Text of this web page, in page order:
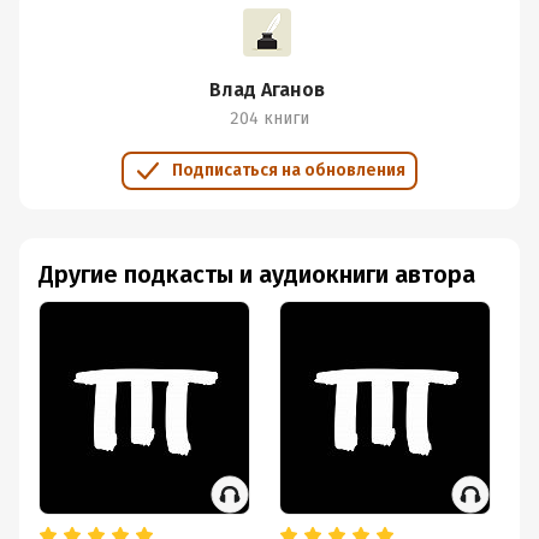
- Сколько стоил человек в царской России и что это
Историк Кирилл Назаренко в соцсетях:
Ссылки на мои соц.сети:
https://rutube.ru/channel/48462365/
https://vk.com/aganoff
https://t.me/vladaganov
https://dzen.ru/vladaganov
Влад Аганов
204 книги
Подписаться на обновления
Другие подкасты и аудиокниги автора